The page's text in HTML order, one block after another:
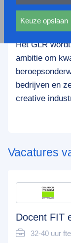
Het Grafisch
in Nederland
op het gebied
Het GLR
ambitie om
bedrijven en
creative
Vacatures
Docent FIT
32-40 uur
andere wordt
voortdurend
Keuze opslaan